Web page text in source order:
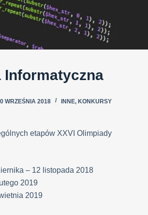
Informatyczna
WRZEŚNIA 2018 INNE, KONKURSY
etapów XXVI Olimpiady
– 12 listopada 2018
2019
2019